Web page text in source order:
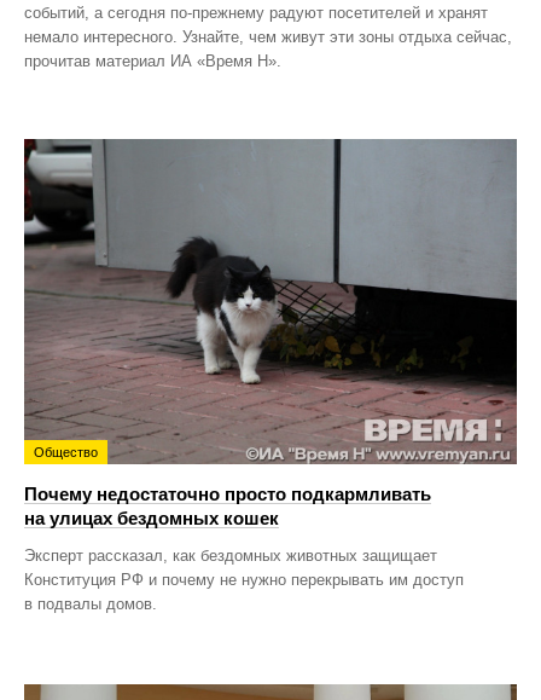
событий, а сегодня по‑прежнему радуют посетителей и хранят
немало интересного. Узнайте, чем живут эти зоны отдыха сейчас,
прочитав материал ИА «Время Н».
Общество
Почему недостаточно просто подкармливать
на улицах бездомных кошек
Эксперт рассказал, как бездомных животных защищает
Конституция РФ и почему не нужно перекрывать им доступ
в подвалы домов.